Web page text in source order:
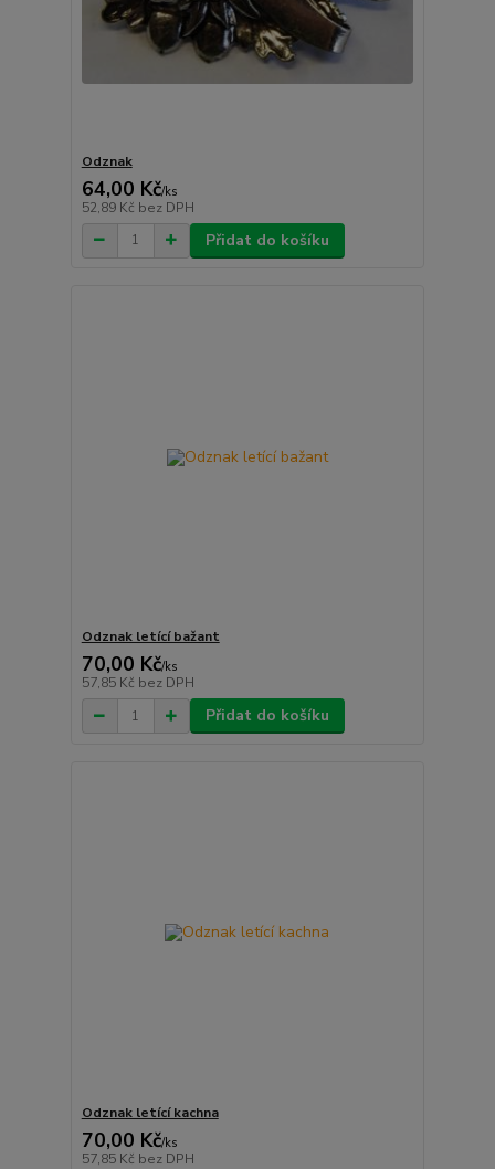
Odznak
64,00 Kč/ks
52,89 Kč bez DPH
Přidat do košíku
Odznak letící bažant
70,00 Kč/ks
57,85 Kč bez DPH
Přidat do košíku
Odznak letící kachna
70,00 Kč/ks
57,85 Kč bez DPH